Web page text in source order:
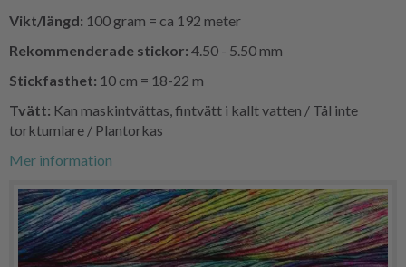
Vikt/längd: 100 gram = ca 192 meter
Rekommenderade stickor: 4.50 - 5.50 mm
Stickfasthet: 10 cm = 18-22 m
Tvätt: Kan maskintvättas, fintvätt i kallt vatten / Tål inte
torktumlare / Plantorkas
Mer information